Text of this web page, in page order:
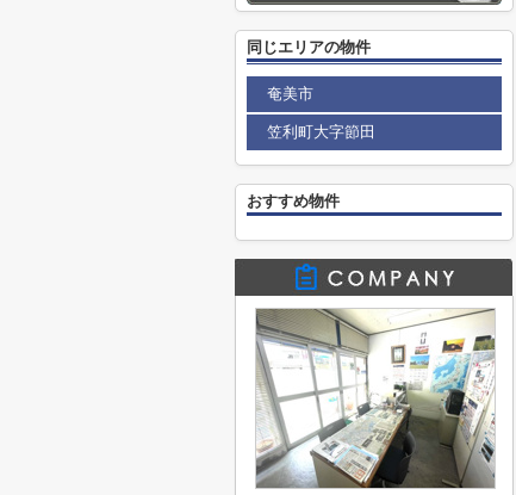
同じエリアの物件
奄美市
笠利町大字節田
おすすめ物件